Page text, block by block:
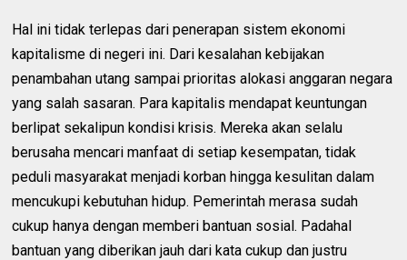
Hal ini tidak terlepas dari penerapan sistem ekonomi
kapitalisme di negeri ini. Dari kesalahan kebijakan
penambahan utang sampai prioritas alokasi anggaran negara
yang salah sasaran. Para kapitalis mendapat keuntungan
berlipat sekalipun kondisi krisis. Mereka akan selalu
berusaha mencari manfaat di setiap kesempatan, tidak
peduli masyarakat menjadi korban hingga kesulitan dalam
mencukupi kebutuhan hidup. Pemerintah merasa sudah
cukup hanya dengan memberi bantuan sosial. Padahal
bantuan yang diberikan jauh dari kata cukup dan justru